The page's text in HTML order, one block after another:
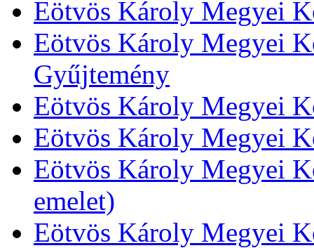
Eötvös Károly Megyei
Eötvös Károly Megyei
Gyűjtemény
Eötvös Károly Megyei
Eötvös Károly Megyei
Eötvös Károly Megyei
emelet)
Eötvös Károly Megyei